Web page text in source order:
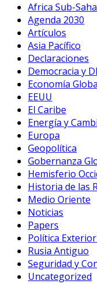
Africa Sub-
Agenda 2030
Artículos
Asia Pacífico
Declaraciones
Democracia y
Economía
EEUU
El Caribe
Energía y
Europa
Geopolítica
Gobernanza
Hemisferio
Historia de las
Medio Oriente
Noticias
Papers
Política
Rusia Antiguo
Seguridad y
Uncategorized